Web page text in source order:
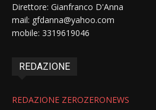
Direttore: Gianfranco D'Anna
mail: gfdanna@yahoo.com
mobile: 3319619046
REDAZIONE
REDAZIONE ZEROZERONEWS